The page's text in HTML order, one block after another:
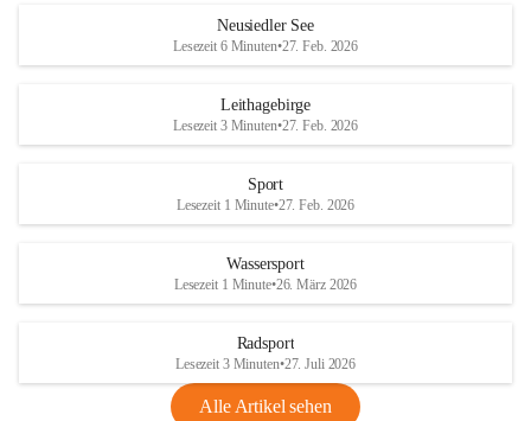
S
und den daraus folgenden wirtschaftlichen
Maßnahmen zur Bekämpfung
Rebe und der Amerikanischen
Anhang VBl. EU Nr. 18
1 Seite•1,4 MB
VBl. EU Nr. 18_2026
r
S
Neusiedler See
Lesezeit 6 Minuten•27. Feb. 2026
Leithagebirge
Lesezeit 3 Minuten•27. Feb. 2026
Sport
Lesezeit 1 Minute•27. Feb. 2026
Wassersport
Lesezeit 1 Minute•26. März 2026
Radsport
Lesezeit 3 Minuten•27. Juli 2026
Alle Artikel sehen